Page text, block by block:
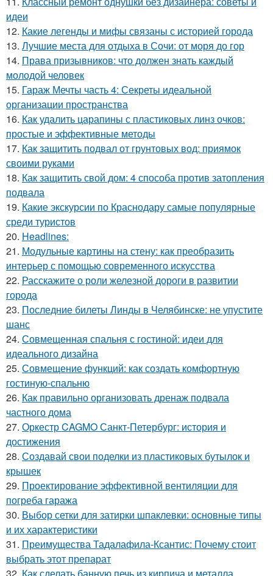
идеи
12. Какие легенды и мифы связаны с историей города
13. Лучшие места для отдыха в Сочи: от моря до гор
14. Права призывников: что должен знать каждый
молодой человек
15. Гараж Мечты часть 4: Секреты идеальной
организации пространства
16. Как удалить царапины с пластиковых линз очков:
простые и эффективные методы
17. Как защитить подвал от грунтовых вод: приямок
своими руками
18. Как защитить свой дом: 4 способа против затопления
подвала
19. Какие экскурсии по Краснодару самые популярные
среди туристов
20. Headlines:
21. Модульные картины на стену: как преобразить
интерьер с помощью современного искусства
22. Расскажите о роли железной дороги в развитии
города
23. Последние билеты Линды в Челябинске: не упустите
шанс
24. Совмещенная спальня с гостиной: идеи для
идеального дизайна
25. Совмещение функций: как создать комфортную
гостиную-спальню
26. Как правильно организовать дренаж подвала
частного дома
27. Оркестр CAGMO Санкт-Петербург: история и
достижения
28. Создавай свои поделки из пластиковых бутылок и
крышек
29. Проектирование эффективной вентиляции для
погреба гаража
30. Выбор сетки для затирки шпаклевки: основные типы
и их характеристики
31. Преимущества Тадалафила-Ксантис: Почему стоит
выбрать этот препарат
32. Как сделать банную печь из кирпича и металла